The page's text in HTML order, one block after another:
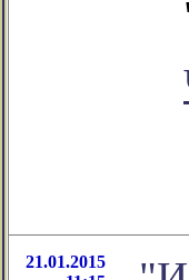
21.01.2015